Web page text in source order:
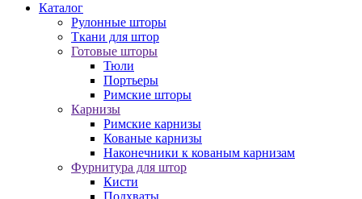
Каталог
Рулонные шторы
Ткани для штор
Готовые шторы
Тюли
Портьеры
Римские шторы
Карнизы
Римские карнизы
Кованые карнизы
Наконечники к кованым карнизам
Фурнитура для штор
Кисти
Подхваты